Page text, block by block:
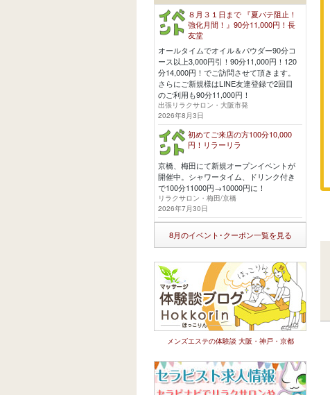
８月３１日まで 『夏バテ阻止！
強化月間！』90分11,000円！長
友堂
オールタイムでオイル＆パウダー90分コ
ース以上3,000円引！90分11,000円！120
分14,000円！でご訪問させて頂きます。
さらにご新規様はLINE友達登録で2回目
のご利用も90分11,000円！
出張リラクサロン・大阪市発
2026年8月3日
初めてご来店の方100分10,000
円！リラーリラ
京橋、梅田にて新規オープンイベントが
開催中。シャワータイム、ドリンク付き
で100分11000円→10000円に！
リラクサロン・梅田/京橋
2026年7月30日
8月のイベント･クーポン一覧を見る
メンズエステの体験談 大阪・神戸・京都